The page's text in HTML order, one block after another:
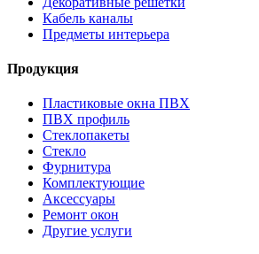
Кабель каналы
Предметы интерьера
Продукция
Пластиковые окна ПВХ
ПВХ профиль
Стеклопакеты
Стекло
Фурнитура
Комплектующие
Аксессуары
Ремонт окон
Другие услуги